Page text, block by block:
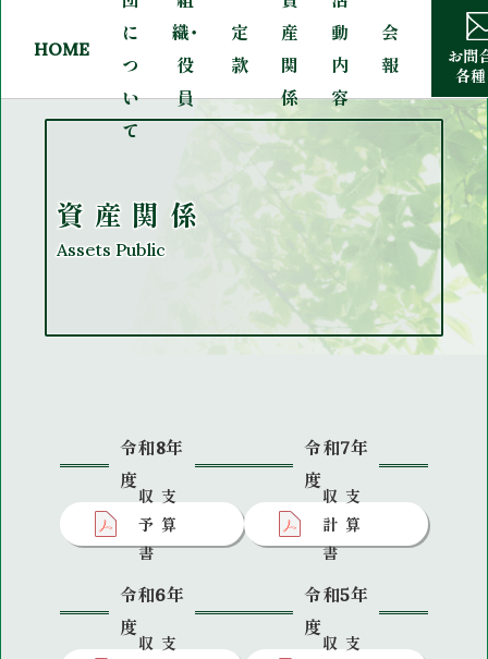
HOME
に
つ
い
て
織・
役
員
定
款
産
関
係
動
内
容
会
報
お問
各
資産関係
Assets Public
令和8年
度
収支
予算
書
令和7年
度
収支
計算
書
令和6年
度
収支
令和5年
度
収支